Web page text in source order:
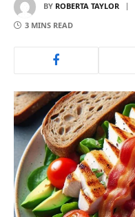
BY ROBERTA TAYLOR
3 MINS READ